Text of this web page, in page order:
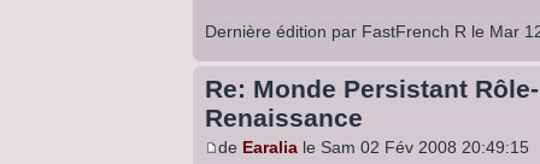
Dernière édition par FastFrench R le Mar
Re: Monde Persistant
Renaissance
de Earalia le Sam 02 Fév 2008 20:49:15